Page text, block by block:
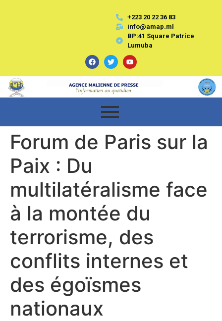
+223 20 22 36 83
info@amap.ml
BP:41 Square Patrice
Lumuba
Forum de Paris sur la
Paix : Du
multilatéralisme face
à la montée du
terrorisme, des
conflits internes et
des égoïsmes
nationaux